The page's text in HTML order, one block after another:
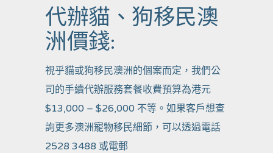
代辦貓、狗移民澳
洲價錢:
視乎貓或狗移民澳洲的個案而定，我們公
司的手續代辦服務套餐收費預算為港元
$13,000 – $26,000 不等。如果客戶想查
詢更多澳洲寵物移民細節，可以透過電話
2528 3488 或電郵